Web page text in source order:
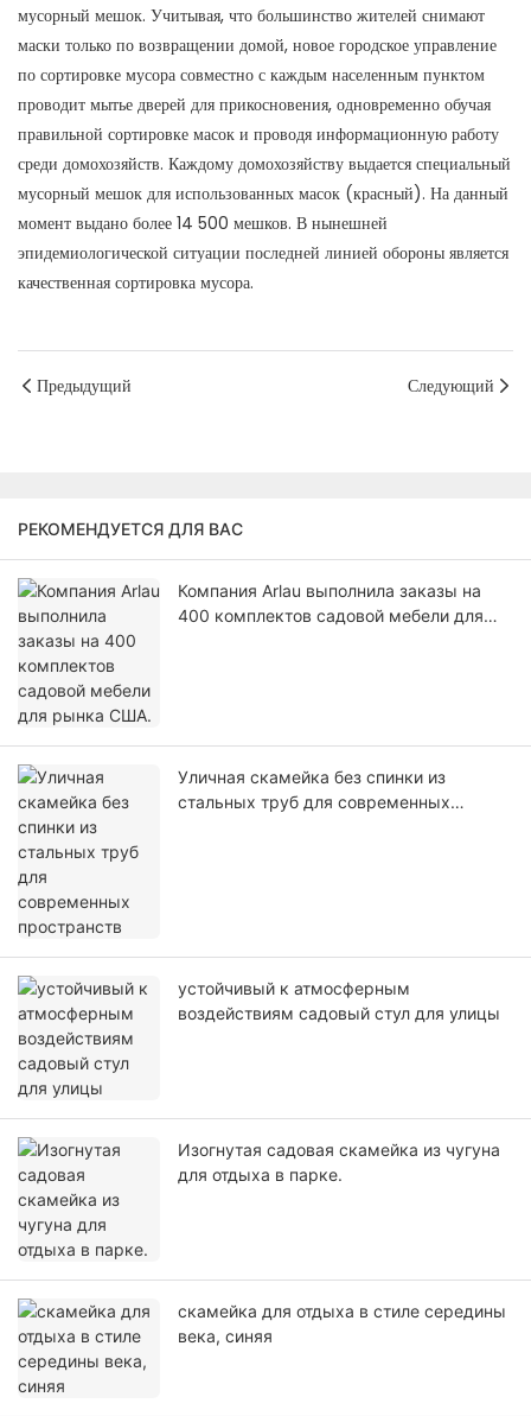
мусорный мешок. Учитывая, что большинство жителей снимают
маски только по возвращении домой, новое городское управление
по сортировке мусора совместно с каждым населенным пунктом
проводит мытье дверей для прикосновения, одновременно обучая
правильной сортировке масок и проводя информационную работу
среди домохозяйств. Каждому домохозяйству выдается специальный
мусорный мешок для использованных масок (красный). На данный
момент выдано более 14 500 мешков. В нынешней
эпидемиологической ситуации последней линией обороны является
качественная сортировка мусора.
Предыдущий Следующий
РЕКОМЕНДУЕТСЯ ДЛЯ ВАС
Компания Arlau выполнила заказы на
400 комплектов садовой мебели для
Уличная скамейка без спинки из
стальных труб для современных
устойчивый к атмосферным
воздействиям садовый стул для улицы
Изогнутая садовая скамейка из чугуна
для отдыха в парке.
скамейка для отдыха в стиле середины
века, синяя